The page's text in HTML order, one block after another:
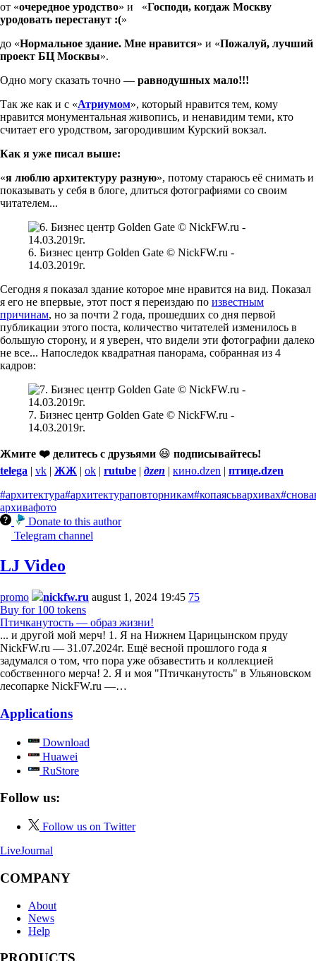
от «очередное уродство» и «Господи, когдаж Москву
уродовать перестанут :(»
до «Нормальное здание. Мне нравится» и «Пожалуй, лучший
проект БЦ Москвы».
Одно могу сказать точно — равнодушных мало!!!
Так же как и с «Атриумом», который нравится тем, кому
нравится монументальная живопись, и ненавидим теми, кто
считает его уродством, загородившим Курский вокзал.
Как я уже писал выше:
«я люблю архитектуру разную», потому стараюсь её снимать и
показывать у себя в блоге, длиться фотографиями со своим
читателем...
6. Бизнес центр Golden Gate © NickFW.ru -
14.03.2019г.
Сегодня я показал здание которое мне нравится на вид. Показал
я его не впервые, этот пост я переиздаю по известным
причинам, но за почти 2 года, прошедших со дня первой
публикации этого поста, количество читателей изменилось в
большую сторону, и я уверен, что видели эти фотографии далеко
не все... Напоследок квадратная панорама, собранная из 4
кадров:
7. Бизнес центр Golden Gate © NickFW.ru -
14.03.2019г.
Жмите ❤️ делитесь с друзьями 😃 подписывайтесь!
telega | vk | ЖЖ | ok | rutube | дzen | кино.dzen | птице.dzen
#архитектура#архитектураповторникам#копаясьвархивах
архивафото
Donate to this author
Telegram channel
LJ Video
promo nickfw.ru august 1, 2024 19:45 75
Buy for 100 tokens
Птичканутость — образ жизни!
... и другой мой мерч! 1. Я на Нижнем Царицынском пруду
NickFW.ru — 31.07.2024г. Ещё весной прошлого года я
задумался о том, что пора уже обзавестить и коллекцией
собственного мерча! 2. Я и моя "Птичканутость" в Ульяновском
лесопарке NickFW.ru —…
Applications
Download
Huawei
RuStore
Follow us:
Follow us on Twitter
LiveJournal
COMPANY
About
News
Help
PRODUCTS